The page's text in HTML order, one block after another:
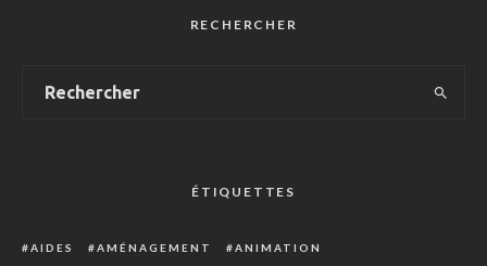
RECHERCHER
ÉTIQUETTES
AIDES AMÉNAGEMENT
ANIMATION